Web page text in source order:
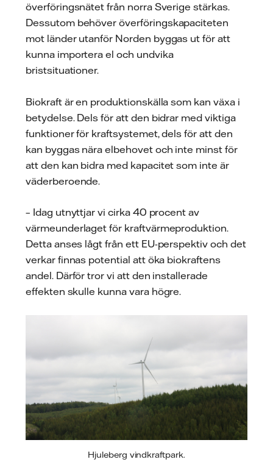
överföringsnätet från norra Sverige stärkas.
Dessutom behöver överföringskapaciteten
mot länder utanför Norden byggas ut för att
kunna importera el och undvika
bristsituationer.
Biokraft är en produktionskälla som kan växa i
betydelse. Dels för att den bidrar med viktiga
funktioner för kraftsystemet, dels för att den
kan byggas nära elbehovet och inte minst för
att den kan bidra med kapacitet som inte är
väderberoende.
– Idag utnyttjar vi cirka 40 procent av
värmeunderlaget för kraftvärmeproduktion.
Detta anses lågt från ett EU-perspektiv och det
verkar finnas potential att öka biokraftens
andel. Därför tror vi att den installerade
effekten skulle kunna vara högre.
Hjuleberg vindkraftpark.